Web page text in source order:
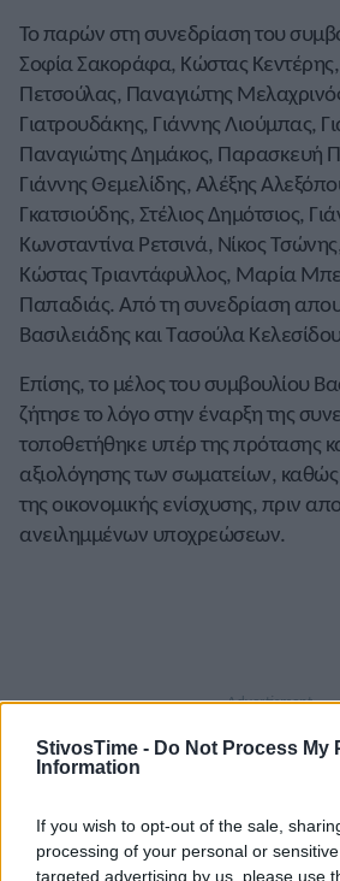
StivosTime - Do Not Process My
Information
If you wish to opt-out of the sale,
processing of your personal or
targeted advertising by us, please use
A+ A- A±
Το παρών στη συνεδρίαση του
Σοφία Σακοράφα, Κώστας
Πετσούλας, Παναγιώτης
Γιατρουδάκης, Γιάννης Λιούμπας,
Παναγιώτης Δημάκος, Παρασκευή
Γιάννης Θεμελίδης, Αλέξης
Γκατσιούδης, Στέλιος Δημότσιος,
Κωνσταντίνα Ρετσινά, Νίκος
Κώστας Τριαντάφυλλος, Μαρία
Παπαδιάς. Από τη συνεδρίαση
Βασιλειάδης και Τασούλα
Επίσης, το μέλος του συμβουλίου
ζήτησε το λόγο στην έναρξη της
τοποθετήθηκε υπέρ της πρότασης
αξιολόγησης των σωματείων,
της οικονομικής ενίσχυσης, πριν
ανειλημμένων υποχρεώσεων.